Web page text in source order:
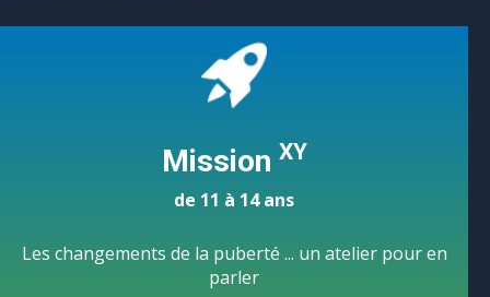
Mission XY
de 11 à 14 ans
Les changements de la puberté ... un atelier pour en
parler